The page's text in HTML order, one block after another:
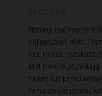
Noclegi nad morzem
najlepszych ofert
nad morze i szukasz
last minute
nawet tuż przed
temu zorganizować